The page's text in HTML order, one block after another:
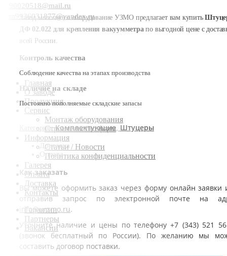
90020518@mail.ru
m9936031877@yandex.ru
Главная
О заводе
Продукция
Сервис
Монтаж оборудования
Строительство ферм
Информация
Статьи / Новости
Политика конфиденциальности
Галерея
Оплата
Доставка
Контакты
Гарантии
Партнеры
Вакансии
Завод молочного оборудование УЗМО предлагает вам купить
ДФ 02.022 для крепления вакуумметра по выгодной цене с
всей России.
Контроль качества
Соблюдение качества на этапах производства
Наличие на складе
Постоянно пополняемые складские запасы
Категории:Комплектующие Штуцеры
Доставка
Оплата
Как заказать
Вы можете оформить заказ через форму онлайн заявки
отправив запрос по электронной почте на
info@urzmo.ru.
Уточните наличие и цены по телефону +7 (343) 521
(звонок бесплатный по России). По желанию мы
составить договор поставки.